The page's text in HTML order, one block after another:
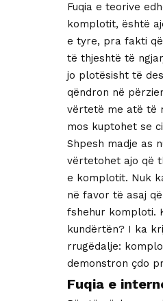
Fuqia e teorive
komplotit, është
e tyre, pra fakti
të thjeshtë të
jo plotësisht të
qëndron në
vërtetë me atë të
mos kuptohet se
Shpesh madje as
vërtetohet ajo që
e komplotit. Nuk
në favor të asaj
fshehur komploti.
kundërtën? I ka
rrugëdalje:
demonstron çdo
Fuqia e